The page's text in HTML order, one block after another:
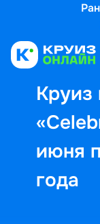
Круиз
июня
года